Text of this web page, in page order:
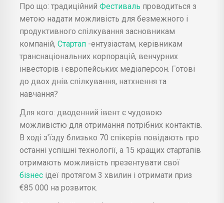
Про що: традиційний Фестиваль проводиться з
метою надати можливість для безмежного і
продуктивного спілкування засновникам
компаній, Стартап -ентузіастам, керівникам
транснаціональних корпорацій, венчурних
інвесторів і європейських медіаперсон. Готові
до двох днів спілкування, натхнення та
навчання?
Для кого: дводенний івент є чудовою
можливістю для отримання потрібних контактів.
В ході з'їзду близько 70 спікерів повідають про
останні успішні технології, а 15 кращих стартапів
отримають можливість презентувати свої
бізнес ідеї протягом 3 хвилин і отримати приз
€85 000 на розвиток.